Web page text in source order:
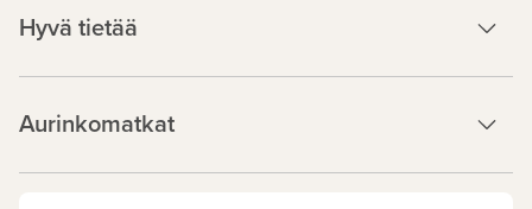
Hyvä tietää
Aurinkomatkat